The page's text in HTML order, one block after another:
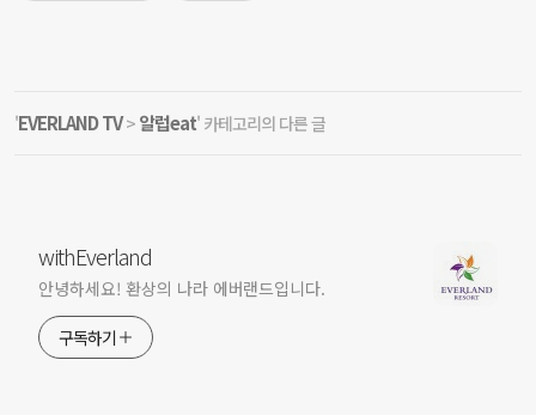
'EVERLAND TV> 알럽eat' 카테고리의 다른 글
withEverland
안녕하세요! 환상의 나라 에버랜드입니다.
구독하기